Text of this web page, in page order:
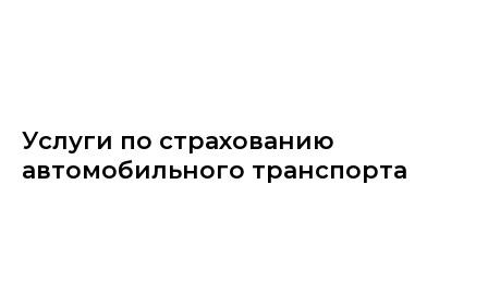
Услуги по страхованию
автомобильного транспорта